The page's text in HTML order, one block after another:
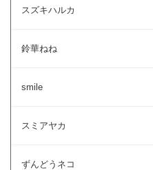
スズキハルカ
鈴華ねね
smile
スミアヤカ
ずんどうネコ